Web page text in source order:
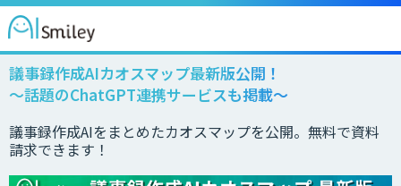
議事録作成AIカオスマップ最新版公開！
～話題のChatGPT連携サービスも掲載～
議事録作成AIをまとめたカオスマップを公開。無料で資料
請求できます！